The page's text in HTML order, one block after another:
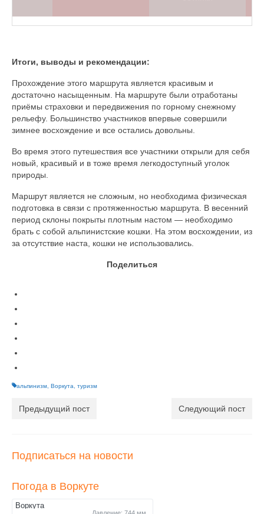
Итоги, выводы и рекомендации:
Прохождение этого маршрута является красивым и
достаточно насыщенным. На маршруте были отработаны
приёмы страховки и передвижения по горному снежному
рельефу. Большинство участников впервые совершили
зимнее восхождение и все остались довольны.
Во время этого путешествия все участники открыли для себя
новый, красивый и в тоже время легкодоступный уголок
природы.
Маршрут является не сложным, но необходима физическая
подготовка в связи с протяженностью маршрута. В весенний
период склоны покрыты плотным настом — необходимо
брать с собой альпинистские кошки. На этом восхождении, из
за отсутствие наста, кошки не использовались.
Поделиться
альпинизм Воркута туризм
Предыдущий пост Следующий пост
Подписаться на новости
Погода в Воркуте